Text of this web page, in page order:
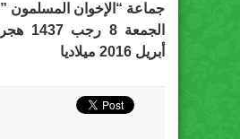
جماعة “الإخوان المسلمون ”
أبريل 2016 ميلاديا